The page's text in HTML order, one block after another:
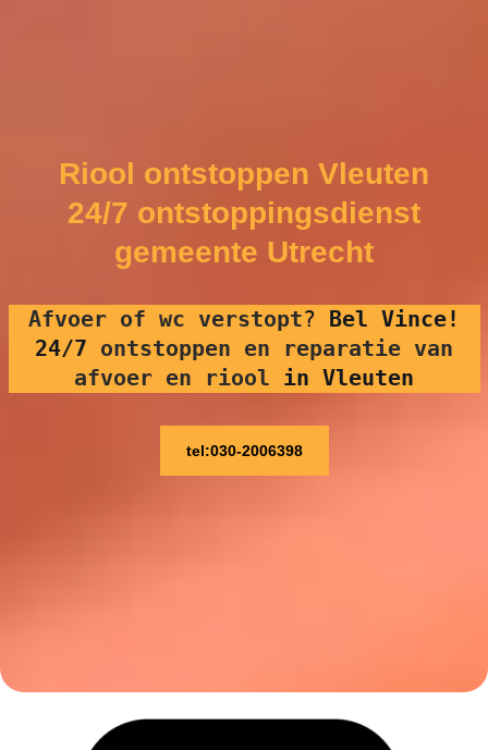
Riool ontstoppen Vleuten
24/7 ontstoppingsdienst
gemeente Utrecht
Afvoer of wc verstopt? Bel Vince!
24/7 ontstoppen en reparatie van
afvoer en riool in Vleuten
tel:030-2006398